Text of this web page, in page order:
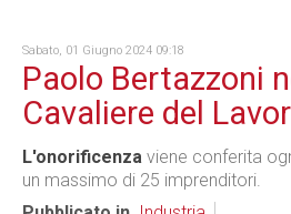
Sabato, 01 Giugno 2024 09:18
Paolo Bertazzoni
Cavaliere del
L'onorificenza viene conferita
un massimo di 25 imprenditori.